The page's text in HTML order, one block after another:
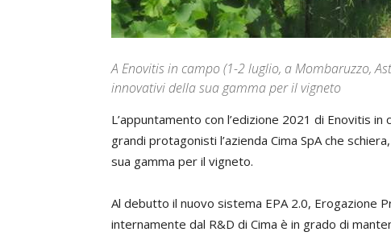
A Enovitis in campo (1-2 luglio, a Mombaruzzo,
innovativi della sua gamma per il vigneto
L’appuntamento con l’edizione 2021 di Enovitis
grandi protagonisti l’azienda Cima SpA che
sua gamma per il vigneto.
Al debutto il nuovo sistema EPA 2.0, Erogazione
internamente dal R&D di Cima è in grado di